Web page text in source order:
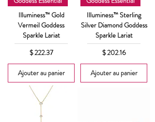
Illuminess™ Gold
Vermeil Goddess
Sparkle Lariat
Prix
$ 222.37
Ajouter au panier
Illuminess™ Sterling
Silver Diamond Goddess
Sparkle Lariat
Prix
$ 202.16
Ajouter au panier